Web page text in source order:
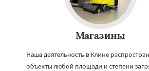
Магазины
Наша деятельность в Клине
объекты любой площади и степени